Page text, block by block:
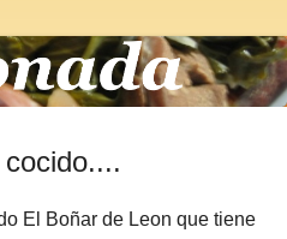
El Boñar de Leon que tiene